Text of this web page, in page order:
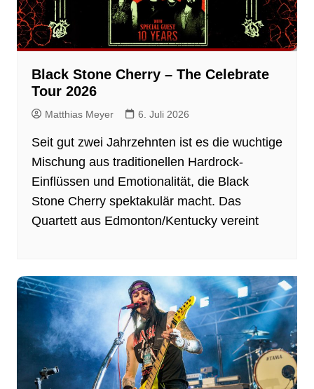
Black Stone Cherry – The Celebrate
Tour 2026
Matthias Meyer 6. Juli 2026
Seit gut zwei Jahrzehnten ist es die wuchtige
Mischung aus traditionellen Hardrock-
Einflüssen und Emotionalität, die Black
Stone Cherry spektakulär macht. Das
Quartett aus Edmonton/Kentucky vereint